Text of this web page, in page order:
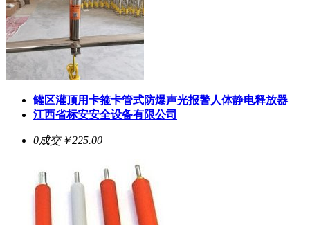
罐区灌顶用卡箍卡管式防爆声光报警人体静电释放器
江西省标安安全设备有限公司
0成交￥225.00